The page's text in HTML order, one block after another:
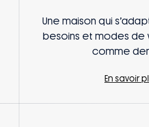
Une maison qui
besoins et modes de
comme
En savoir